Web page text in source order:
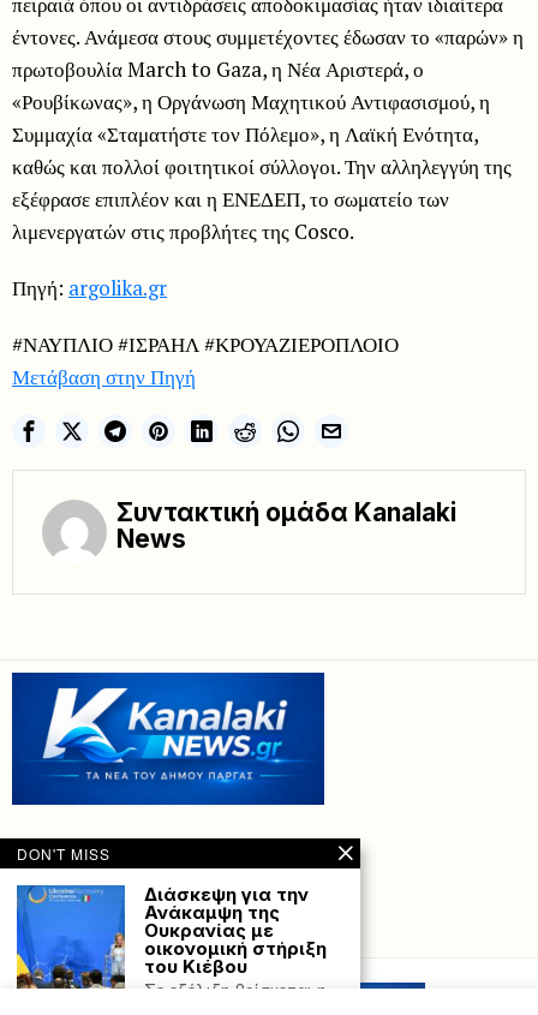
έντονες. Ανάμεσα στους συμμετέχοντες έδωσαν το «παρών» η
πρωτοβουλία March to Gaza, η Νέα Αριστερά, ο
«Ρουβίκωνας», η Οργάνωση Μαχητικού Αντιφασισμού, η
Συμμαχία «Σταματήστε τον Πόλεμο», η Λαϊκή Ενότητα,
καθώς και πολλοί φοιτητικοί σύλλογοι. Την αλληλεγγύη της
εξέφρασε επιπλέον και η ΕΝΕΔΕΠ, το σωματείο των
λιμενεργατών στις προβλήτες της Cosco.
Πηγή: argolika.gr
#ΝΑΥΠΛΙΟ #ΙΣΡΑΗΛ #ΚΡΟΥΑΖΙΕΡΟΠΛΟΙΟ
Μετάβαση στην Πηγή
Συντακτική ομάδα Kanalaki
News
Powered with by Hostville”)
DON'T MISS
Διάσκεψη για την
Ανάκαμψη της
Ουκρανίας με
οικονομική στήριξη
του Κιέβου
Σε εξέλιξη βρίσκεται η